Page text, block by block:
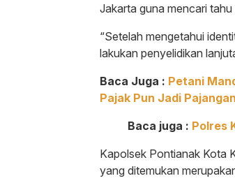
Jakarta guna mencari
“Setelah mengetahui
lakukan penyelidikan
Baca Juga : Petani
Pajak Pun Jadi
Baca juga : Polres
Kapolsek Pontianak Kota
yang ditemukan